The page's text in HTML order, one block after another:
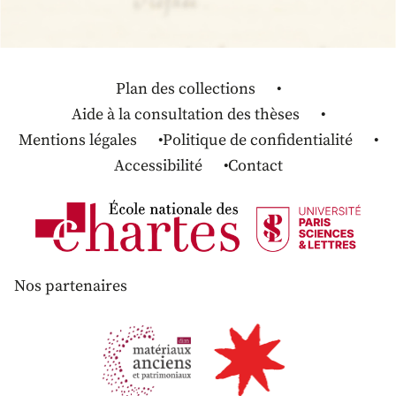
Plan des collections
Aide à la consultation des thèses
Mentions légales
Politique de confidentialité
Accessibilité
Contact
Nos partenaires